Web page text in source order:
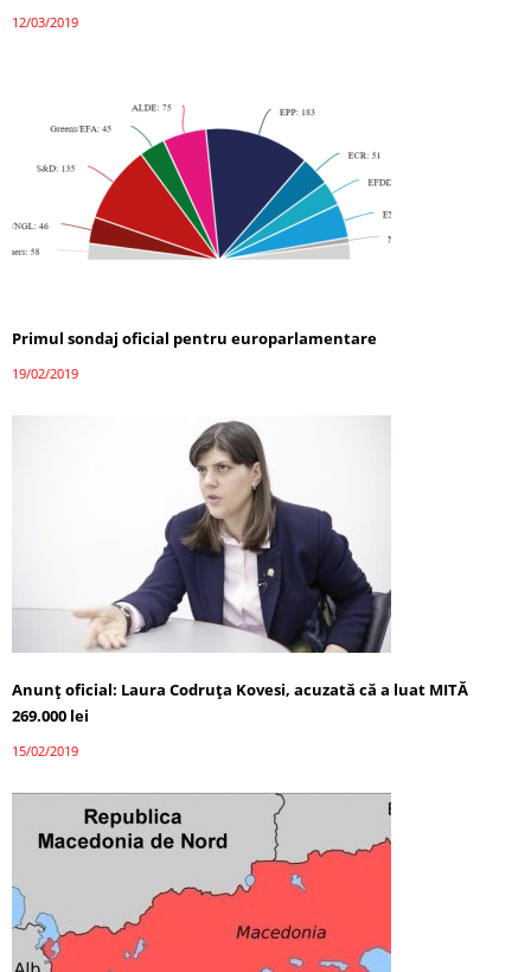
12/03/2019
Primul sondaj oficial pentru europarlamentare
19/02/2019
Anunţ oficial: Laura Codruţa Kovesi, acuzată că a luat MITĂ
269.000 lei
15/02/2019